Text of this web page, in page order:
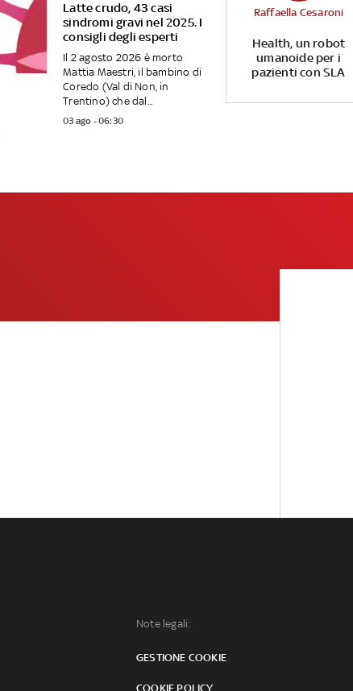
Latte crudo, 43 casi
sindromi gravi nel 2025. I
consigli degli esperti
Il 2 agosto 2026 è morto
Mattia Maestri, il bambino di
Coredo (Val di Non, in
Trentino) che dal...
03 ago - 06:30
Health, un robot
umanoide per i
pazienti con SLA
Raffaella Cesaroni
Note legali:
GESTIONE COOKIE
COOKIE POLICY